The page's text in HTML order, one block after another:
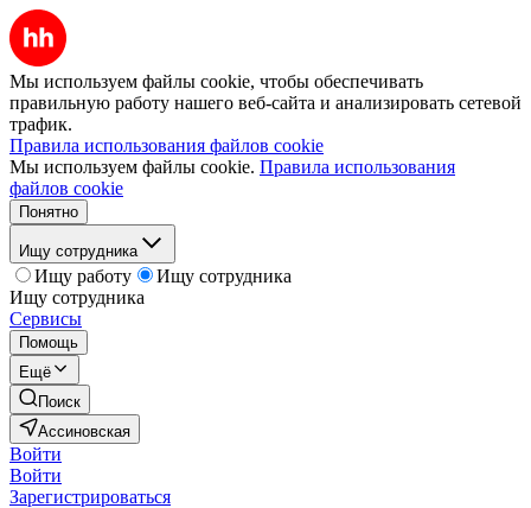
Мы используем файлы cookie, чтобы обеспечивать
правильную работу нашего веб-сайта и анализировать сетевой
трафик.
Правила использования файлов cookie
Мы используем файлы cookie. Правила использования
файлов cookie
Понятно
Ищу сотрудника
Ищу работу
Ищу сотрудника
Ищу сотрудника
Сервисы
Помощь
Ещё
Поиск
Ассиновская
Войти
Войти
Зарегистрироваться